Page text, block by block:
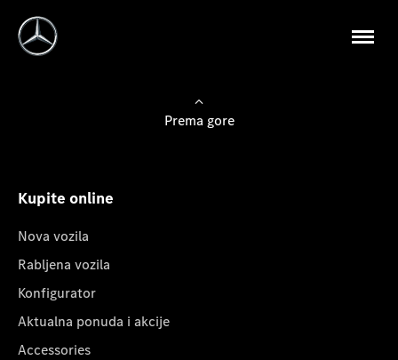
Prema gore
Kupite online
Nova vozila
Rabljena vozila
Konfigurator
Aktualna ponuda i akcije
Accessories